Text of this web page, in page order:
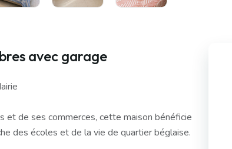
avec garage
et de ses commerces, cette maison bénéficie
des écoles et de la vie de quartier béglaise.